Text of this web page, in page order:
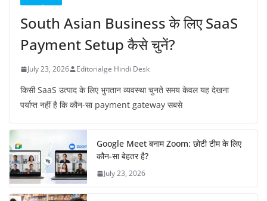
South Asian Business के लिए SaaS
Payment Setup कैसे चुनें?
July 23, 2026 Editorialge Hindi Desk
किसी SaaS उत्पाद के लिए भुगतान व्यवस्था चुनते समय केवल यह देखना
पर्याप्त नहीं है कि कौन-सा payment gateway सबसे
Google Meet बनाम Zoom: छोटी टीम के लिए
कौन-सा बेहतर है?
July 23, 2026